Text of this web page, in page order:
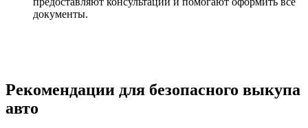
документы.
Рекомендации для безопасного выкупа
авто